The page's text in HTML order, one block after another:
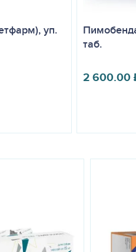
уп.
таб.
2 600.00